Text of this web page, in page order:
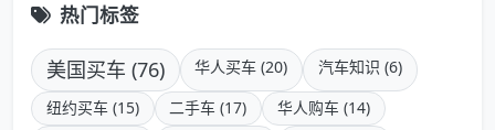
热门标签
美国买车 (76) 华人买车 (20)
汽车知识 (6)
纽约买车 (15)
二手车 (17)
华人购车 (14)